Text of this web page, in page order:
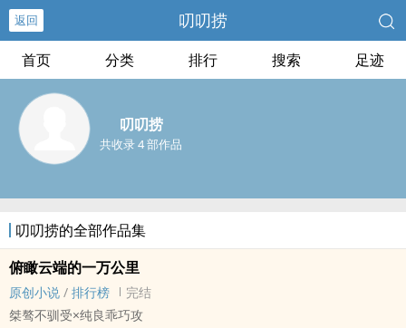
返回 叨叨捞
首页 分类 排行 搜索 足迹
叨叨捞
共收录 4 部作品
叨叨捞的全部作品集
俯瞰云端的一万公里
原创小说 / 排行榜
完结
桀骜不驯受×纯良乖巧攻